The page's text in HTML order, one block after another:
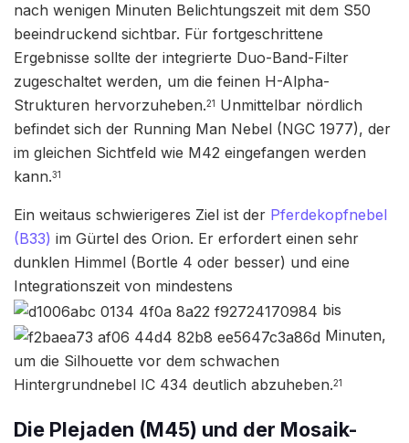
nach wenigen Minuten Belichtungszeit mit dem S50
beeindruckend sichtbar. Für fortgeschrittene
Ergebnisse sollte der integrierte Duo-Band-Filter
zugeschaltet werden, um die feinen H-Alpha-
Strukturen hervorzuheben.21
Unmittelbar nördlich
befindet sich der Running Man Nebel (NGC 1977), der
im gleichen Sichtfeld wie M42 eingefangen werden
kann.31
Ein weitaus schwierigeres Ziel ist der Pferdekopfnebel
(B33) im Gürtel des Orion. Er erfordert einen sehr
dunklen Himmel (Bortle 4 oder besser) und eine
Integrationszeit von mindestens
bis
Minuten,
um die Silhouette vor dem schwachen
Hintergrundnebel IC 434 deutlich abzuheben.21
Die Plejaden (M45) und der Mosaik-